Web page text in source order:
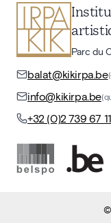
Parc du
balat@kikirpa.be
info@kikirpa.be
+32 (0)2 739 67 11